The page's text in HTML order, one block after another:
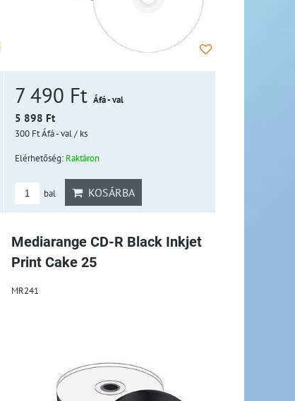
7 490 FtÁfá - val
5 898 Ft
300 FtÁfá - val/ ks
Elérhetőség: Raktáron
bal KOSÁRBA
Mediarange CD-R Black Inkjet
Print Cake 25
MR241